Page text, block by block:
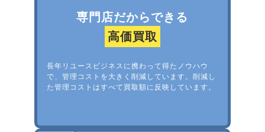
専門店だからできる
高価買取
長年リユースビジネスに携わって得たノウハウ
で、管理コストを大きく削減しています。削減し
た管理コストはすべて買取額に反映しています。